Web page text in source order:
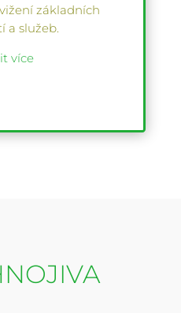
základních
a služeb.
více